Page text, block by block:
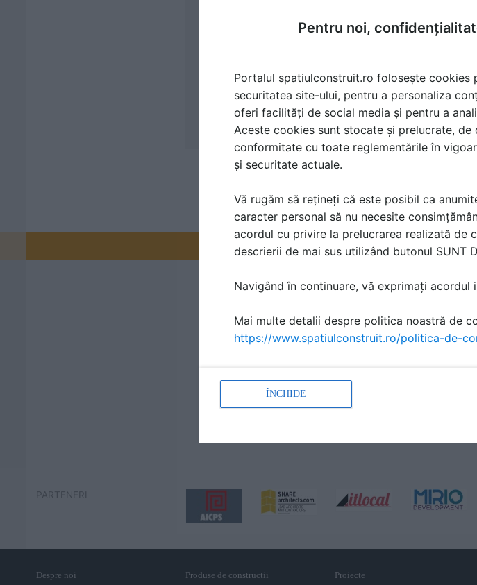
Promovați-vă produsele și serviciile pe
PARTENERI
Despre noi Produse de constructii Proiecte
Pentru noi,
Portalul spatiulconstruit.ro folosește cookies
securitatea site-ului, pentru a personaliza
oferi facilități de social media și pentru a
Aceste cookies sunt stocate și prelucrate,
conformitate cu toate reglementările în
și securitate actuale.
Vă rugăm să rețineți că este posibil ca
caracter personal să nu necesite
acordul cu privire la prelucrarea realizată de
descrierii de mai sus utilizând butonul SUNT
Navigând în continuare, vă exprimați
Mai multe detalii despre politica noastră de
https://www.spatiulconstruit.ro/politica-de-
ÎNCHIDE